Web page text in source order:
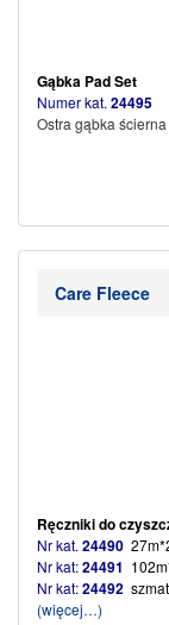
Gąbka Pad
Numer kat. 24495
Ostra gąbka
Care Fleece
Ręczniki do
Nr kat. 24490
Nr kat:24491
Nr kat:24492
(więcej…)